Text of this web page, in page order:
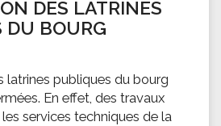
DES LATRINES
DU BOURG
latrines publiques du bourg
En effet, des travaux
services techniques de la